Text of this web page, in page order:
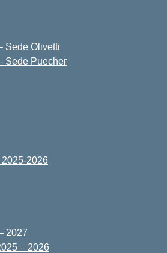
Sede Olivetti
Sede Puecher
2026
2027
– 2026